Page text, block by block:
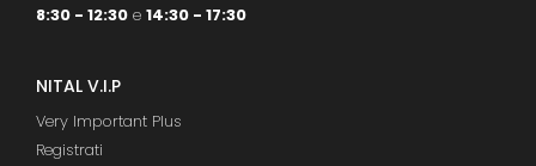
8:30 - 12:30 e 14:30 - 17:30
NITAL V.I.P
Very Important Plus
Registrati